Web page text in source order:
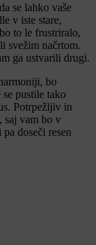
se lahko vaše
v iste stare,
to le frustriralo,
svežim načrtom.
ga ustvarili drugi.
bo
pustile tako
Potrpežljiv in
saj vam bo v
doseči resen